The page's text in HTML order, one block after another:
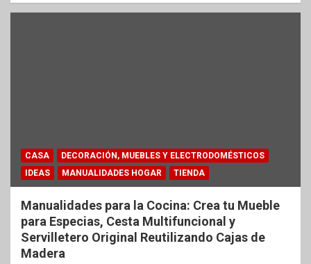
CASA
DECORACIÓN, MUEBLES Y ELECTRODOMÉSTICOS
IDEAS
MANUALIDADES HOGAR TIENDA
Manualidades para la Cocina: Crea tu Mueble
para Especias, Cesta Multifuncional y
Servilletero Original Reutilizando Cajas de
Madera